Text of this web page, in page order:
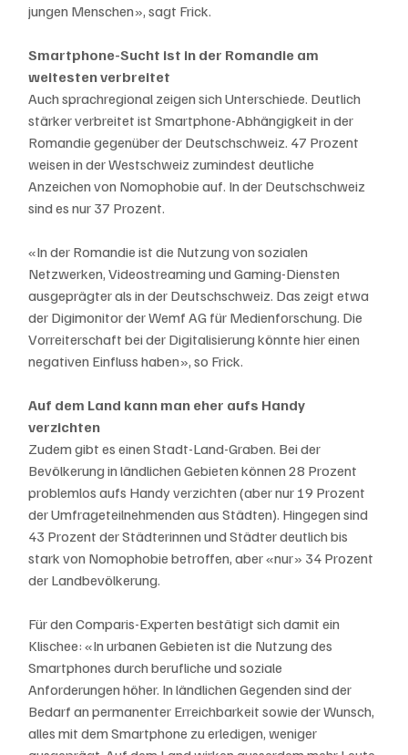
jungen Menschen», sagt Frick.
Smartphone-Sucht ist in der Romandie am
weitesten verbreitet
Auch sprachregional zeigen sich Unterschiede. Deutlich
stärker verbreitet ist Smartphone-Abhängigkeit in der
Romandie gegenüber der Deutschschweiz. 47 Prozent
weisen in der Westschweiz zumindest deutliche
Anzeichen von Nomophobie auf. In der Deutschschweiz
sind es nur 37 Prozent.
«In der Romandie ist die Nutzung von sozialen
Netzwerken, Videostreaming und Gaming-Diensten
ausgeprägter als in der Deutschschweiz. Das zeigt etwa
der Digimonitor der Wemf AG für Medienforschung. Die
Vorreiterschaft bei der Digitalisierung könnte hier einen
negativen Einfluss haben», so Frick.
Auf dem Land kann man eher aufs Handy
verzichten
Zudem gibt es einen Stadt-Land-Graben. Bei der
Bevölkerung in ländlichen Gebieten können 28 Prozent
problemlos aufs Handy verzichten (aber nur 19 Prozent
der Umfrageteilnehmenden aus Städten). Hingegen sind
43 Prozent der Städterinnen und Städter deutlich bis
stark von Nomophobie betroffen, aber «nur» 34 Prozent
der Landbevölkerung.
Für den Comparis-Experten bestätigt sich damit ein
Klischee: «In urbanen Gebieten ist die Nutzung des
Smartphones durch berufliche und soziale
Anforderungen höher. In ländlichen Gegenden sind der
Bedarf an permanenter Erreichbarkeit sowie der Wunsch,
alles mit dem Smartphone zu erledigen, weniger